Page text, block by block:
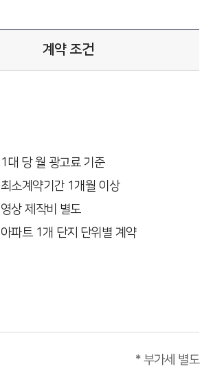
계약 조건
1대 당 월 광고료 기준
최소계약기간 1개월 이상
영상 제작비 별도
아파트 1개 단지 단위별 계약
* 부가세 별도